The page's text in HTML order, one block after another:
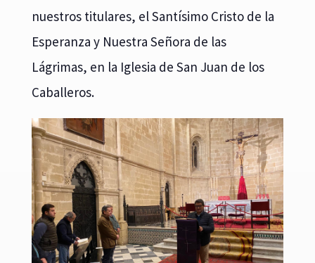
nuestros titulares, el Santísimo Cristo de la
Esperanza y Nuestra Señora de las
Lágrimas, en la Iglesia de San Juan de los
Caballeros.